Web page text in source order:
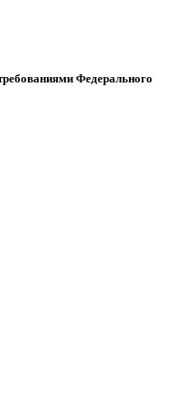
Федерального